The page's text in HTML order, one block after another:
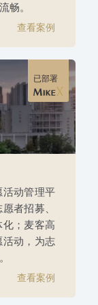
畅。
查看案例
已部署
动管理平
者招募、
；麦客高
动，为志
查看案例